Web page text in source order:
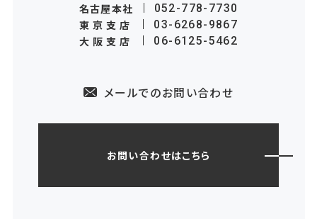
名古屋本社 052-778-7730
東京支店 03-6268-9867
大阪支店 06-6125-5462
メールでのお問い合わせ
お問い合わせはこちら